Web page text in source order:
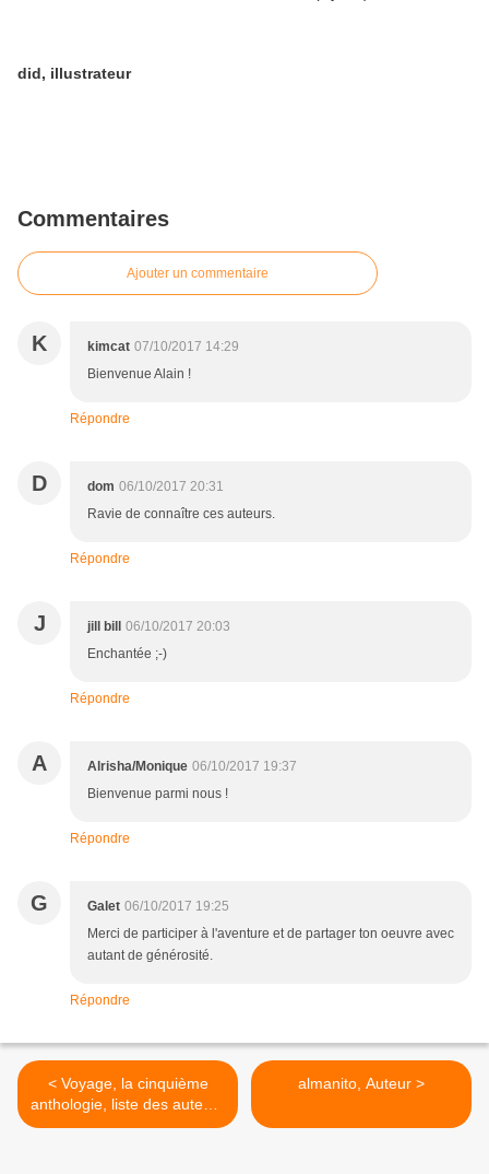
did, illustrateur
Commentaires
Ajouter un commentaire
K kimcat 07/10/2017 14:29
Bienvenue Alain !
Répondre
D dom 06/10/2017 20:31
Ravie de connaître ces auteurs.
Répondre
J jill bill
06/10/2017 20:03
Enchantée ;-)
Répondre
A Alrisha/Monique 06/10/2017 19:37
Bienvenue parmi nous !
Répondre
G Galet 06/10/2017 19:25
Merci de participer à l'aventure et de partager ton oeuvre avec
autant de générosité.
Répondre
< Voyage, la cinquième
anthologie, liste des auteurs
et illustrateurs
almanito, Auteur >